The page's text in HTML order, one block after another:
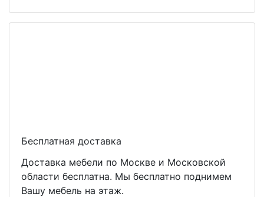
Бесплатная доставка
Доставка мебели по Москве и Московской
области бесплатна. Мы бесплатно поднимем
Вашу мебель на этаж.